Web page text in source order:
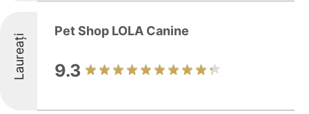
Laureați
Pet Shop LOLA Canine
9.3